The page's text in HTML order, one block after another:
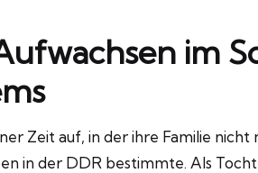
im
Zeit auf, in der ihre Familie nicht
in der DDR bestimmte. Als